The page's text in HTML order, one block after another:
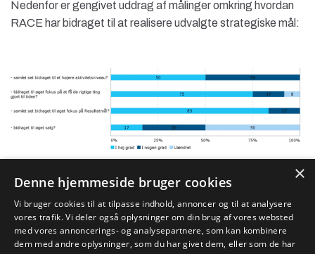
Nedenfor er gengivet uddrag af målinger omkring hvordan
RACE har bidraget til at realisere udvalgte strategiske mål:
×
Denne hjemmeside bruger cookies
Vi bruger cookies til at tilpasse indhold, annoncer og til at analysere
vores trafik. Vi deler også oplysninger om din brug af vores websted
med vores annoncerings- og analysepartnere, som kan kombinere
dem med andre oplysninger, som du har givet dem, eller som de har